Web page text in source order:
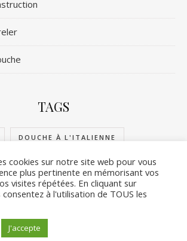
TAGS
DOUCHE À L'ITALIENNE
DOUCHE RECEVEURS À CARRELER
cookies sur notre site web pour vous
plus pertinente en mémorisant vos
visites répétées. En cliquant sur
à l'utilisation de TOUS les
J'accepte